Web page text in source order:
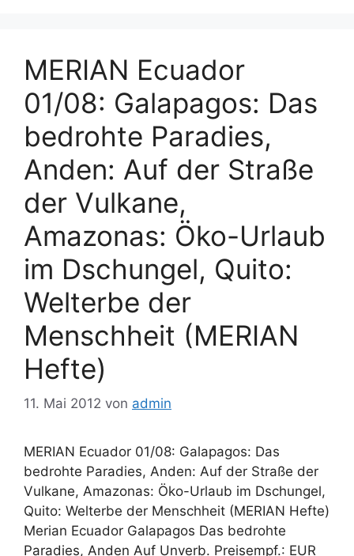
MERIAN Ecuador
01/08: Galapagos: Das
bedrohte Paradies,
Anden: Auf der Straße
der Vulkane,
Amazonas: Öko-Urlaub
im Dschungel, Quito:
Welterbe der
Menschheit (MERIAN
Hefte)
11. Mai 2012 von admin
MERIAN Ecuador 01/08: Galapagos: Das
bedrohte Paradies, Anden: Auf der Straße der
Vulkane, Amazonas: Öko-Urlaub im Dschungel,
Quito: Welterbe der Menschheit (MERIAN Hefte)
Merian Ecuador Galapagos Das bedrohte
Paradies, Anden Auf Unverb. Preisempf.: EUR